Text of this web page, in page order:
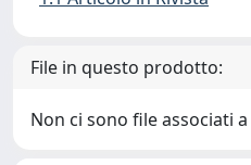
File in questo prodotto:
Non ci sono file associati